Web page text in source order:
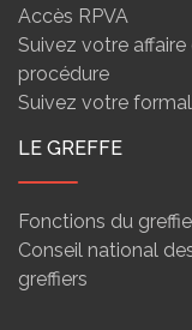
Accès RPVA
Suivez votre affaire
procédure
Suivez votre
LE GREFFE
Fonctions du
Conseil national
greffiers